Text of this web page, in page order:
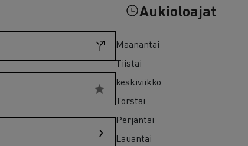
Sähkökuorma-auton rahoitusAukioloajat
Maanantai
Tiistai
keskiviikko
Torstai
Perjantai
Lauantai